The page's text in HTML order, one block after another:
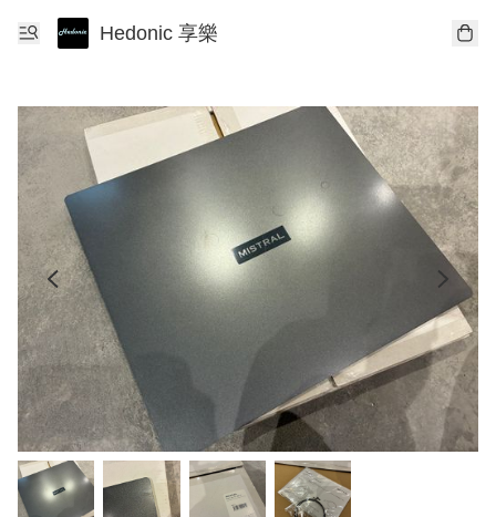
Hedonic 享樂